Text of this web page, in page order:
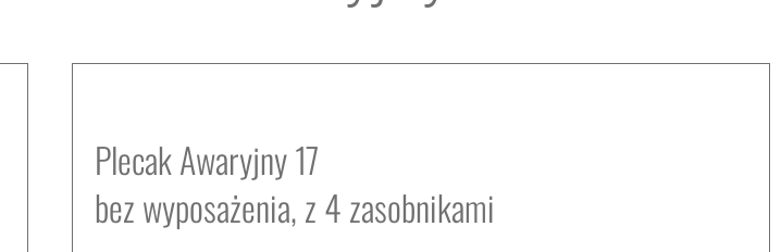
Plecak Awaryjny 17
bez wyposażenia, z 4 zasobnikami